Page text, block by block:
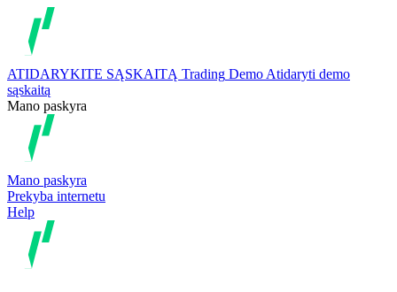
ATIDARYKITE SĄSKAITĄ Trading Demo Atidaryti demo
sąskaitą
Mano paskyra
Mano paskyra
Prekyba internetu
Help